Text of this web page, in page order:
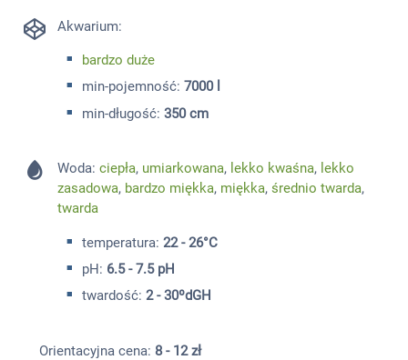
Akwarium:
bardzo duże
min-pojemność: 7000 l
min-długość: 350 cm
Woda:ciepła, umiarkowana, lekko kwaśna, lekko
zasadowa, bardzo miękka, miękka,średnio twarda,
twarda
temperatura: 22 - 26°C
pH: 6.5 - 7.5 pH
twardość: 2 - 30ºdGH
Orientacyjna cena: 8 - 12 zł